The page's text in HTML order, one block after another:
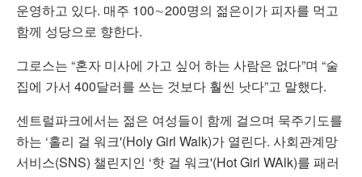
운영하고 있다. 매주 100∼200명의 젊은이가 피자를 먹고
함께 성당으로 향한다.
그로스는 “혼자 미사에 가고 싶어 하는 사람은 없다”며 “술
집에 가서 400달러를 쓰는 것보다 훨씬 낫다”고 말했다.
센트럴파크에서는 젊은 여성들이 함께 걸으며 묵주기도를
하는 ‘홀리 걸 워크'(Holy Girl Walk)가 열린다. 사회관계망
서비스(SNS) 챌린지인 ‘핫 걸 워크'(Hot Girl WAlk)를 패러